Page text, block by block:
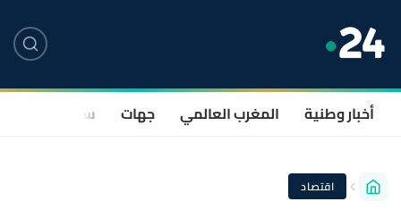
أخبار وطنية المغرب العالمي جهات سياسة
اقتصاد